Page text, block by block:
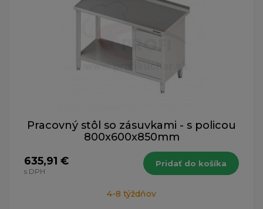
Pracovný stôl so zásuvkami - s policou
800x600x850mm
635,91 €
s DPH
Pridať do košíka
4-8 týždňov